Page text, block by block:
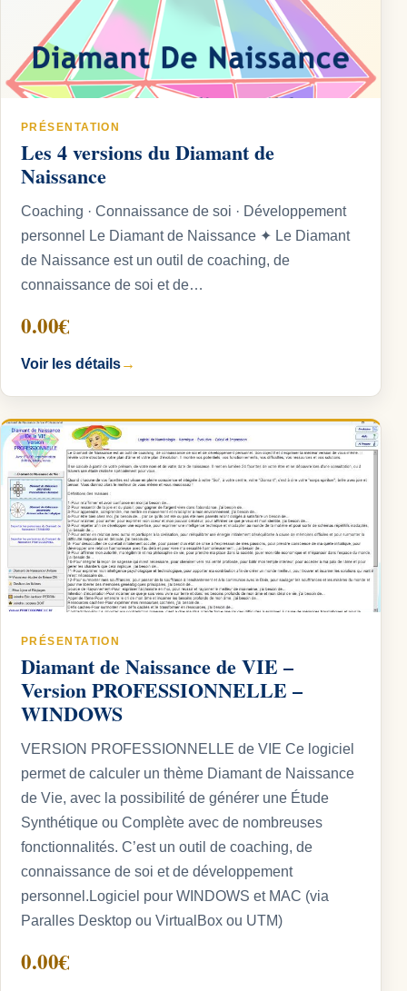
PRÉSENTATION
Les 4 versions du Diamant de
Naissance
Coaching · Connaissance de soi · Développement
personnel Le Diamant de Naissance ✦ Le Diamant
de Naissance est un outil de coaching, de
connaissance de soi et de…
0.00€
Voir les détails→
PRÉSENTATION
Diamant de Naissance de VIE –
Version PROFESSIONNELLE –
WINDOWS
VERSION PROFESSIONNELLE de VIE Ce logiciel
permet de calculer un thème Diamant de Naissance
de Vie, avec la possibilité de générer une Étude
Synthétique ou Complète avec de nombreuses
fonctionnalités. C’est un outil de coaching, de
connaissance de soi et de développement
personnel.Logiciel pour WINDOWS et MAC (via
Paralles Desktop ou VirtualBox ou UTM)
0.00€